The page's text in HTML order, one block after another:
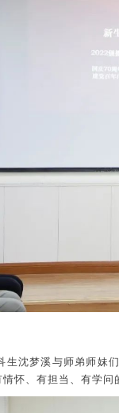
生沈梦溪与师弟师妹
怀、有担当、有学问